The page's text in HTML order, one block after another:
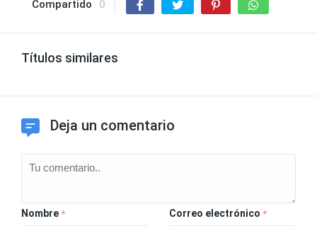
Compartido 0
Títulos similares
Deja un comentario
Nombre * Correo electrónico *